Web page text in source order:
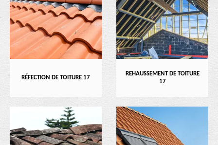
RÉFECTION DE TOITURE 17
REHAUSSEMENT DE TOITURE
17